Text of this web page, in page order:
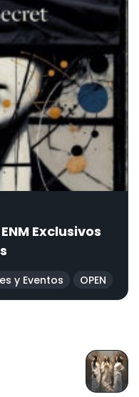
Exclusivos
y Eventos OPEN